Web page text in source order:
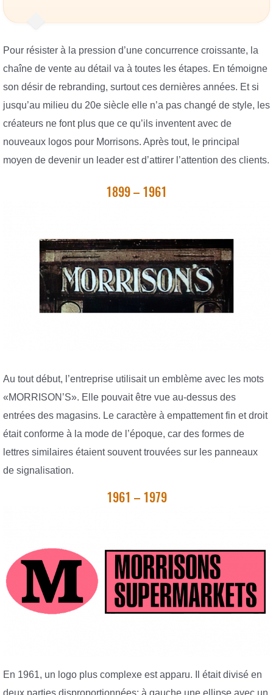
Pour résister à la pression d’une concurrence croissante, la
chaîne de vente au détail va à toutes les étapes. En témoigne
son désir de rebranding, surtout ces dernières années. Et si
jusqu’au milieu du 20e siècle elle n’a pas changé de style, les
créateurs ne font plus que ce qu’ils inventent avec de
nouveaux logos pour Morrisons. Après tout, le principal
moyen de devenir un leader est d’attirer l’attention des clients.
1899 – 1961
Au tout début, l’entreprise utilisait un emblème avec les mots
«MORRISON’S». Elle pouvait être vue au-dessus des
entrées des magasins. Le caractère à empattement fin et droit
était conforme à la mode de l’époque, car des formes de
lettres similaires étaient souvent trouvées sur les panneaux
de signalisation.
1961 – 1979
En 1961, un logo plus complexe est apparu. Il était divisé en